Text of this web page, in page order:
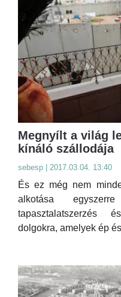
Megnyílt a világ
kínáló szállodája
sebesp | 2017.03.04. 13:40
És ez még nem
alkotása
tapasztalatszerzés
dolgokra, amelyek ép